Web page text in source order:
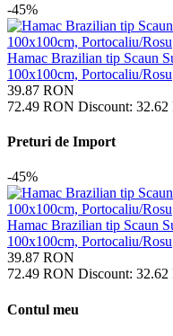
-45%
Hamac Brazilian tip Scaun
100x100cm, Portocaliu/Rosu
39.87 RON
72.49 RON Discount: 32.62
Preturi de Import
-45%
Hamac Brazilian tip Scaun
100x100cm, Portocaliu/Rosu
39.87 RON
72.49 RON Discount: 32.62
Contul meu